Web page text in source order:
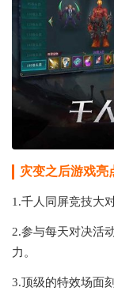
灾变之后游戏亮
1.千人同屏竞技大
2.参与每天对决活
力。
3.顶级的特效场面